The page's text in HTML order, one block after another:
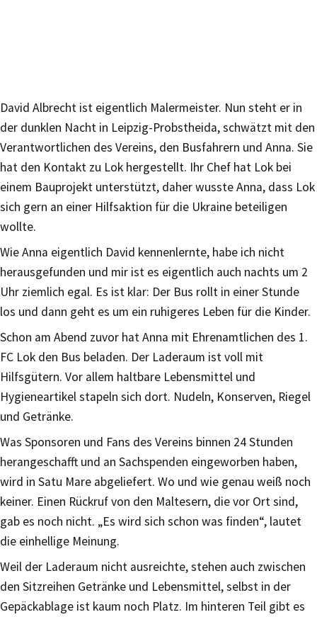
David Albrecht ist eigentlich Malermeister. Nun steht er in
der dunklen Nacht in Leipzig-Probstheida, schwätzt mit den
Verantwortlichen des Vereins, den Busfahrern und Anna. Sie
hat den Kontakt zu Lok hergestellt. Ihr Chef hat Lok bei
einem Bauprojekt unterstützt, daher wusste Anna, dass Lok
sich gern an einer Hilfsaktion für die Ukraine beteiligen
wollte.
Wie Anna eigentlich David kennenlernte, habe ich nicht
herausgefunden und mir ist es eigentlich auch nachts um 2
Uhr ziemlich egal. Es ist klar: Der Bus rollt in einer Stunde
los und dann geht es um ein ruhigeres Leben für die Kinder.
Schon am Abend zuvor hat Anna mit Ehrenamtlichen des 1.
FC Lok den Bus beladen. Der Laderaum ist voll mit
Hilfsgütern. Vor allem haltbare Lebensmittel und
Hygieneartikel stapeln sich dort. Nudeln, Konserven, Riegel
und Getränke.
Was Sponsoren und Fans des Vereins binnen 24 Stunden
herangeschafft und an Sachspenden eingeworben haben,
wird in Satu Mare abgeliefert. Wo und wie genau weiß noch
keiner. Einen Rückruf von den Maltesern, die vor Ort sind,
gab es noch nicht. „Es wird sich schon was finden“, lautet
die einhellige Meinung.
Weil der Laderaum nicht ausreichte, stehen auch zwischen
den Sitzreihen Getränke und Lebensmittel, selbst in der
Gepäckablage ist kaum noch Platz. Im hinteren Teil gibt es